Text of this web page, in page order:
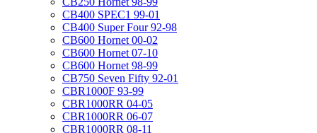
CB400 SPEC1 99-01
CB400 Super Four 92-98
CB600 Hornet 00-02
CB600 Hornet 07-10
CB600 Hornet 98-99
CB750 Seven Fifty 92-01
CBR1000F 93-99
CBR1000RR 04-05
CBR1000RR 06-07
CBR1000RR 08-11